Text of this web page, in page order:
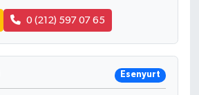
0 (212) 597 07 65
Esenyurt